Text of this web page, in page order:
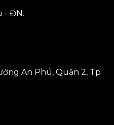
- ĐN.
An Phú, Quận 2, Tp